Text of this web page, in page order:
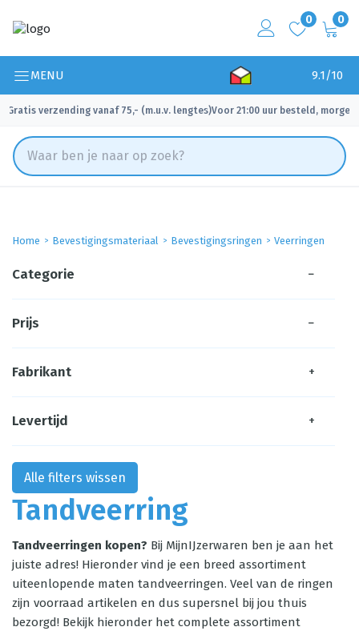
0 0
MENU 9.1/10
Gratis verzending vanaf 75,- (m.u.v. lengtes)
✓ Voor 21:00 uur besteld, morgen
Home Bevestigingsmateriaal Bevestigingsringen Veerringen
Tandveerring
Tandveerringen kopen? Bij MijnIJzerwaren ben je aan het
juiste adres! Hieronder vind je een breed assortiment
uiteenlopende maten tandveerringen. Veel van de ringen
zijn voorraad artikelen en dus supersnel bij jou thuis
bezorgd! Bekijk hieronder het complete assortiment
Categorie −
Prijs −
Fabrikant +
Levertijd +
Alle filters wissen